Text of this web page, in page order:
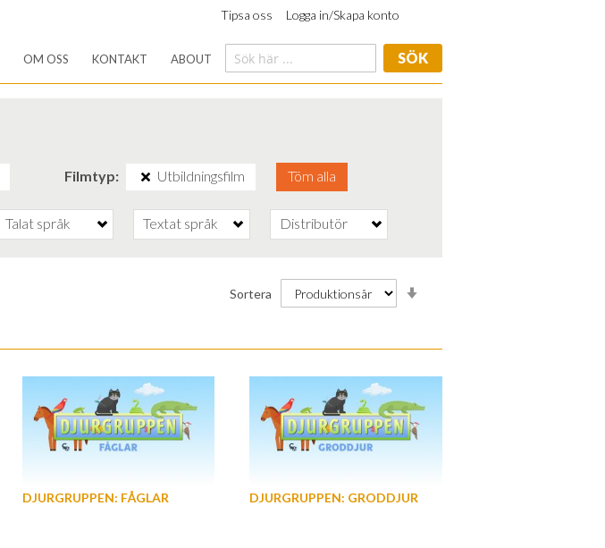
Tipsa oss Logga in/Skapa konto
OM OSS KONTAKT ABOUT SÖK
Filmtyp Utbildningsfilm Töm alla
Talat språk Textat språk Distributör
Sortera
DJURGRUPPEN: FÅGLAR DJURGRUPPEN: GRODDJUR